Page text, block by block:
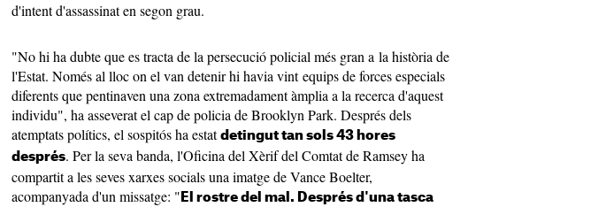
d'intent d'assassinat en segon grau.
"No hi ha dubte que es tracta de la persecució policial més gran a la història de
l'Estat. Només al lloc on el van detenir hi havia vint equips de forces especials
diferents que pentinaven una zona extremadament àmplia a la recerca d'aquest
individu", ha asseverat el cap de policia de Brooklyn Park. Després dels
atemptats polítics, el sospitós ha estat detingut tan sols 43 hores
després. Per la seva banda, l'Oficina del Xèrif del Comtat de Ramsey ha
compartit a les seves xarxes socials una imatge de Vance Boelter,
acompanyada d'un missatge: " El rostre del mal. Després d'una tasca